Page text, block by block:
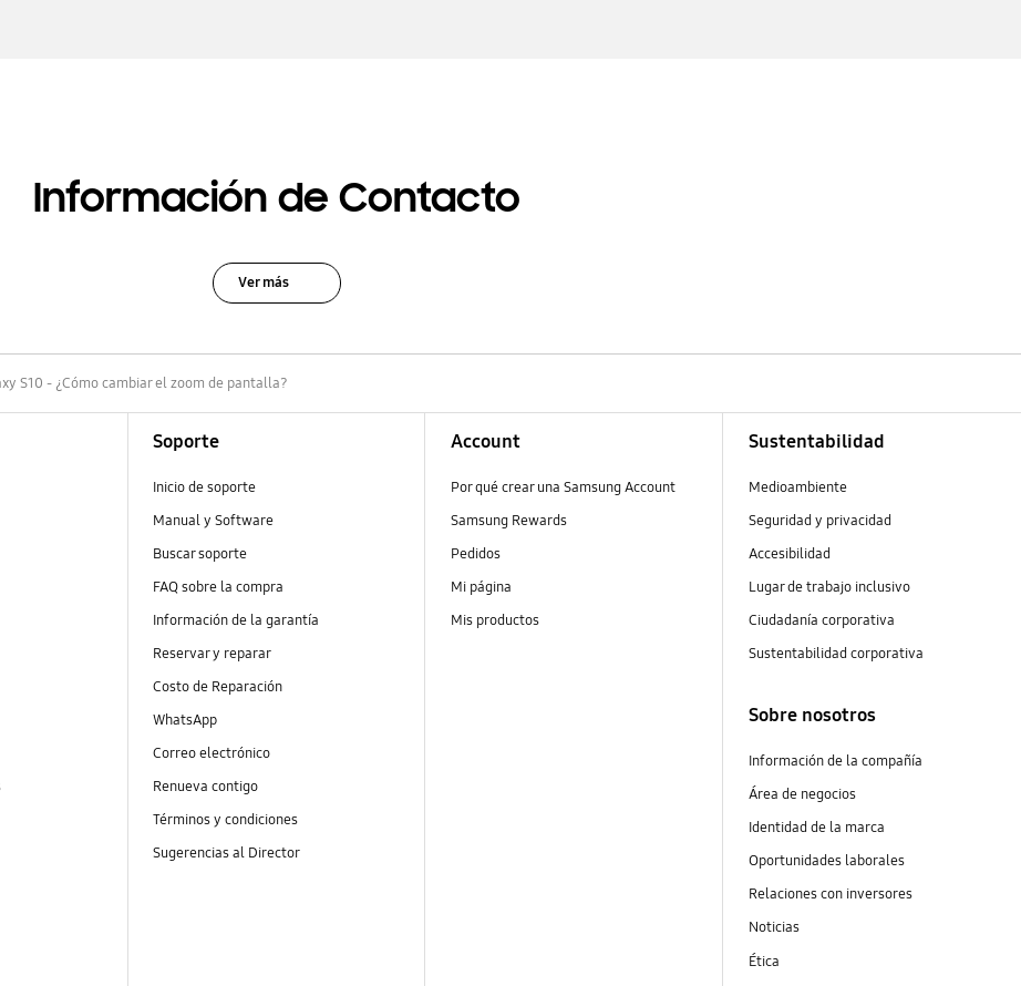
Información de Contacto
Ver más
S10 - ¿Cómo cambiar el zoom de pantalla?
Soporte
Inicio de soporte
Manual y Software
Buscar soporte
FAQ sobre la compra
Información de la garantía
Reservar y reparar
Costo de Reparación
WhatsApp
Correo electrónico
Renueva contigo
Términos y condiciones
Sugerencias al Director
Account
Por qué crear una Samsung Account
Samsung Rewards
Pedidos
Mi página
Mis productos
Sustentabilidad
Medioambiente
Seguridad y privacidad
Accesibilidad
Lugar de trabajo inclusivo
Ciudadanía corporativa
Sustentabilidad corporativa
Sobre nosotros
Información de la compañía
Área de negocios
Identidad de la marca
Oportunidades laborales
Relaciones con inversores
Noticias
Ética